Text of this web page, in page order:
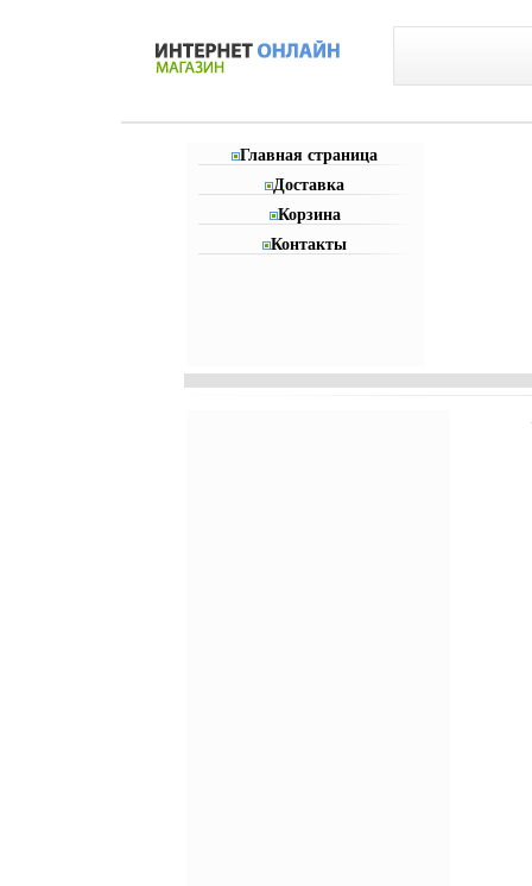
Главная страница
Доставка
Корзина
Контакты